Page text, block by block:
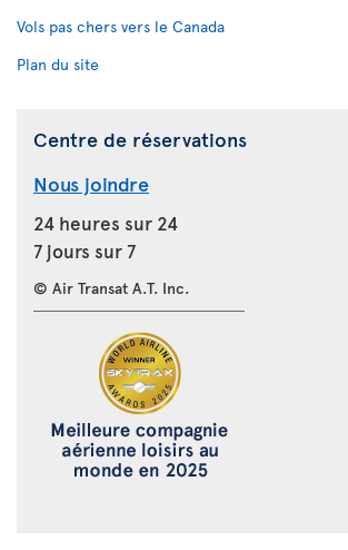
Vols pas chers vers le Canada
Plan du site
Centre de réservations
Nous joindre
24 heures sur 24
7 jours sur 7
© Air Transat A.T. Inc.